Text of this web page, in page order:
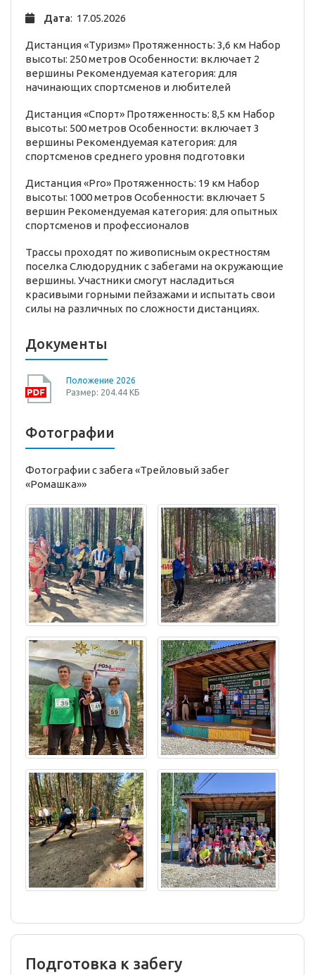
Дата: 17.05.2026
Дистанция «Туризм» Протяженность: 3,6 км Набор
высоты: 250 метров Особенности: включает 2
вершины Рекомендуемая категория: для
начинающих спортсменов и любителей
Дистанция «Спорт» Протяженность: 8,5 км Набор
высоты: 500 метров Особенности: включает 3
вершины Рекомендуемая категория: для
спортсменов среднего уровня подготовки
Дистанция «Pro» Протяженность: 19 км Набор
высоты: 1000 метров Особенности: включает 5
вершин Рекомендуемая категория: для опытных
спортсменов и профессионалов
Трассы проходят по живописным окрестностям
поселка Слюдорудник с забегами на окружающие
вершины. Участники смогут насладиться
красивыми горными пейзажами и испытать свои
силы на различных по сложности дистанциях.
Документы
Положение 2026
Размер: 204.44 КБ
Фотографии
Фотографии с забега «Трейловый забег
«Ромашка»»
Подготовка к забегу